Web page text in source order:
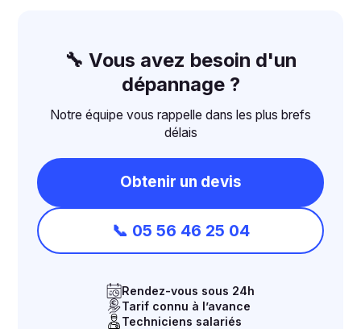
🔧 Vous avez besoin d'un
dépannage ?
Notre équipe vous rappelle dans les plus brefs
délais
Obtenir un devis
📞 05 56 46 25 04
Rendez-vous sous 24h
Tarif connu à l’avance
Techniciens salariés